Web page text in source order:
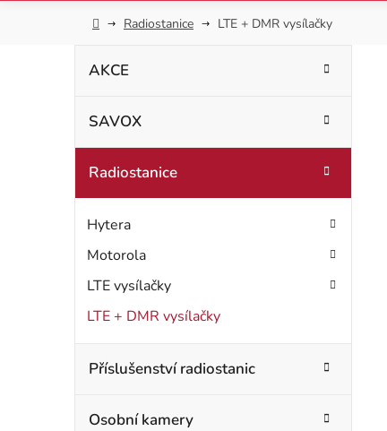
DomůRadiostanice LTE + DMR vysílačky
P
r
a
n
n
í
p
kategorie
g
r
AKCE
SAVOX
Radiostanice
Hytera
Motorola
LTE vysílačky
LTE + DMR vysílačky
Příslušenství radiostanic
Osobní kamery